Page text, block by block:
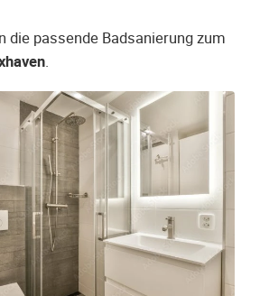
die passende Badsanierung zum
.